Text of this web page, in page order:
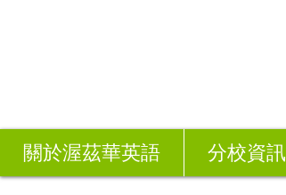
關於渥茲華英語 分校資訊